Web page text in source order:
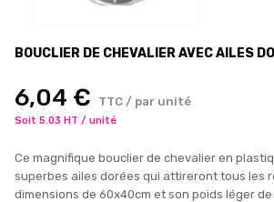
BOUCLIER DE CHEVALIER AVEC AILES
6,04 € TTC / par unité
Soit 5.03 HT / unité
Ce magnifique bouclier de chevalier en
superbes ailes dorées qui attireront tous les
dimensions de 60x40cm et son poids léger de